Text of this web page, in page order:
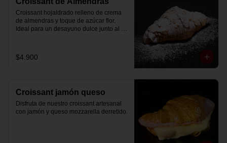
Croissant hojaldrado relleno de crema
de almendras y toque de azúcar flor.
Ideal para un desayuno dulce junto al
$4.900
Croissant jamón queso
Disfruta de nuestro croissant artesanal
con jamón y queso mozzarella derretido.